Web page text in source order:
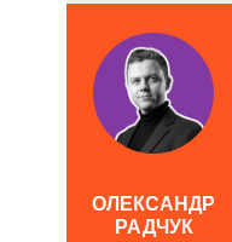
ОЛЕКСАНДР
РАДЧУК